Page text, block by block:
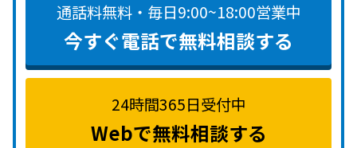
通話料無料・毎日9:00~18:00営業中
今すぐ電話で無料相談する
24時間365日受付中
Webで無料相談する